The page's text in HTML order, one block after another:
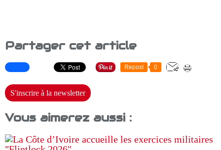
Partager cet article
Repost 0
S'inscrire à la newsletter
Vous aimerez aussi :